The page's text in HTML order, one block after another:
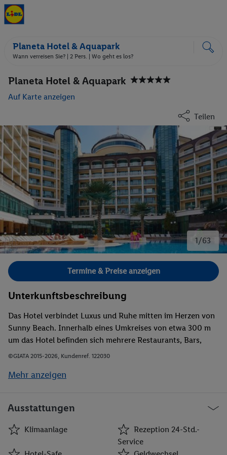
Planeta Hotel & Aquapark
Wann verreisen Sie? | 2 Pers. | Wo geht es los?
Planeta Hotel & Aquapark
Auf Karte anzeigen
Teilen
1/63
Bild 1 von 63.
Termine & Preise anzeigen
Unterkunftsbeschreibung
Das Hotel verbindet Luxus und Ruhe mitten im Herzen von
Sunny Beach. Innerhalb eines Umkreises von etwa 300 m
um das Hotel befinden sich mehrere Restaurants, Bars,
Clubs, Geschäfte und öffentliche Verkehrsmittel. Den
Nessebar kann man innerhalb von etwa einer halben
Hotel entfernt.
©GIATA 2015-2026, Kundenref. 122030
Mehr anzeigen
Ausstattungen
Klimaanlage
Rezeption 24-Std.-
Service